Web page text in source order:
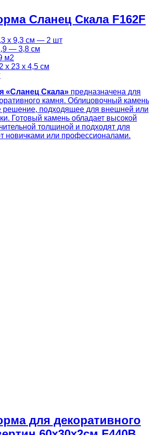
Сланец Скала F162F
х 9,3 см — 2 шт
— 3,8 см
м2
х 23 х 4,5 см
«Сланец Скала» предназначена для
камня. Облицовочный камень
решение, подходящее для внешней или
Готовый камень обладает высокой
толщиной и подходят для
новичками или профессионалами.
для декоративного